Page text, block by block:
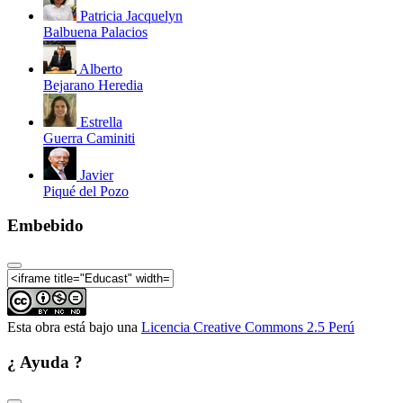
Patricia Jacquelyn
Balbuena Palacios
Alberto
Bejarano Heredia
Estrella
Guerra Caminiti
Javier
Piqué del Pozo
Embebido
Esta obra está bajo una Licencia Creative Commons 2.5 Perú
¿ Ayuda ?